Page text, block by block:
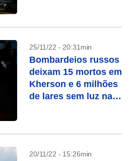
25/11/22 - 20:31min
Bombardeios russos
deixam 15 mortos em
Kherson e 6 milhões
de lares sem luz na
20/11/22 - 15:26min